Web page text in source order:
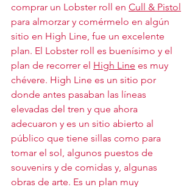
comprar un Lobster roll en Cull & Pistol
para almorzar y comérmelo en algún
sitio en High Line, fue un excelente
plan. El Lobster roll es buenísimo y el
plan de recorrer el High Line es muy
chévere. High Line es un sitio por
donde antes pasaban las líneas
elevadas del tren y que ahora
adecuaron y es un sitio abierto al
público que tiene sillas como para
tomar el sol, algunos puestos de
souvenirs y de comidas y, algunas
obras de arte. Es un plan muy